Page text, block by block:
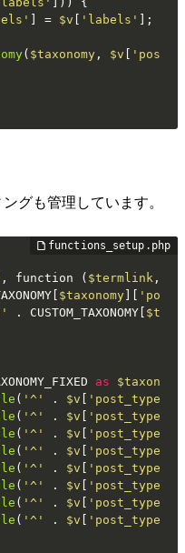
] = $v [ 'labels' ];
( $taxonomy , $v [
グも管理しています。
, function ( $termlink ,
$taxonomy
. CUSTOM_TAXONOMY[
as $taxonomy
( '^' . $v 'post_type'
( '^' . $v 'post_type'
( '^' . $v 'post_type'
( '^' . $v 'post_type'
( '^' . $v 'post_type'
( '^' . $v 'post_type'
( '^' . $v 'post_type'
( '^' . $v 'post_type'